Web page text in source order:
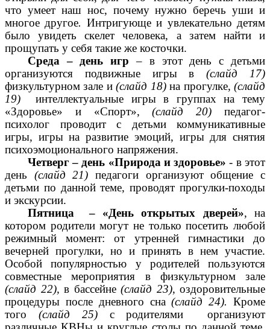
что умеет наш нос, почему нужно беречь уши и
многое другое. Интригующе и увлекательно детям
было увидеть скелет человека, а затем найти и
прощупать у себя такие же косточки.
Среда – день игр – в этот день с детьми
организуются подвижные игры в(слайд 17)
физкультурном зале и(слайд 18)на прогулке,(слайд
19)интеллектуальные игры в группах на тему
«Здоровье» и «Спорт»,(слайд 20)педагог-
психолог
проводит с детьми коммуникативные
игры, игры на развитие эмоций, игры для снятия
психоэмоционального напряжения.
Четверг – день «Природа и здоровье» - в этот
день (слайд 21) педагоги организуют общение с
детьми по данной теме, проводят прогулки-походы
и экскурсии.
Пятница – «День открытых дверей», на
котором родители могут не только посетить любой
режимный момент: от утренней гимнастики до
вечерней прогулки, но и принять в нем участие.
Особой популярностью у родителей пользуются
совместные мероприятия в физкультурном зале
(слайд 22), в бассейне (слайд 23), оздоровительные
процедуры после дневного сна(слайд 24).Кроме
того (слайд 25) с родителями организуют